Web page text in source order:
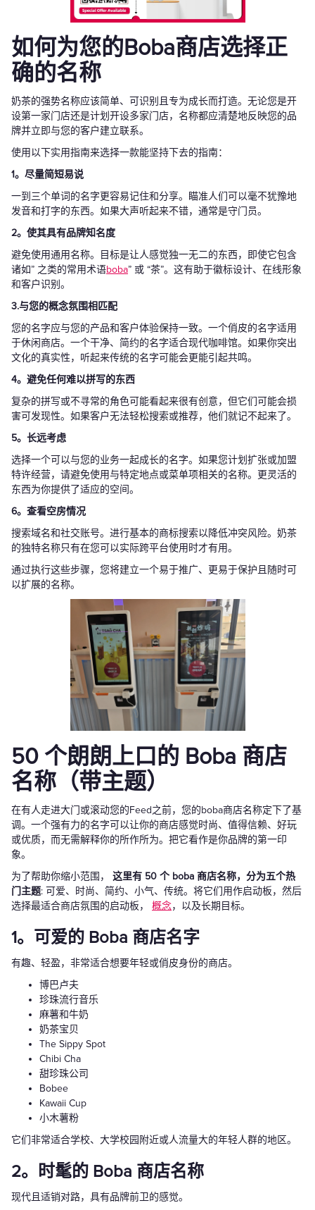
如何为您的Boba商店选择正
确的名称
奶茶的强势名称应该简单、可识别且专为成长而打造。无论您是开
设第一家门店还是计划开设多家门店，名称都应清楚地反映您的品
牌并立即与您的客户建立联系。
使用以下实用指南来选择一款能坚持下去的指南：
1。尽量简短易说
一到三个单词的名字更容易记住和分享。瞄准人们可以毫不犹豫地
发音和打字的东西。如果大声听起来不错，通常是守门员。
2。使其具有品牌知名度
避免使用通用名称。目标是让人感觉独一无二的东西，即使它包含
诸如” 之类的常用术语boba” 或 “茶”。这有助于徽标设计、在线形象
和客户识别。
3.与您的概念氛围相匹配
您的名字应与您的产品和客户体验保持一致。一个俏皮的名字适用
于休闲商店。一个干净、简约的名字适合现代咖啡馆。如果你突出
文化的真实性，听起来传统的名字可能会更能引起共鸣。
4。避免任何难以拼写的东西
复杂的拼写或不寻常的角色可能看起来很有创意，但它们可能会损
害可发现性。如果客户无法轻松搜索或推荐，他们就记不起来了。
5。长远考虑
选择一个可以与您的业务一起成长的名字。如果您计划扩张或加盟
特许经营，请避免使用与特定地点或菜单项相关的名称。更灵活的
东西为你提供了适应的空间。
6。查看空房情况
搜索域名和社交账号。进行基本的商标搜索以降低冲突风险。奶茶
的独特名称只有在您可以实际跨平台使用时才有用。
通过执行这些步骤，您将建立一个易于推广、更易于保护且随时可
以扩展的名称。
50 个朗朗上口的 Boba 商店
名称（带主题）
在有人走进大门或滚动您的Feed之前，您的boba商店名称定下了基
调。一个强有力的名字可以让你的商店感觉时尚、值得信赖、好玩
或优质，而无需解释你的所作所为。把它看作是你品牌的第一印
象。
为了帮助你缩小范围， 这里有 50 个 boba 商店名称，分为五个热
门主题: 可爱、时尚、简约、小气、传统。将它们用作启动板，然后
选择最适合商店氛围的启动板， 概念，以及长期目标。
1。可爱的 Boba 商店名字
有趣、轻盈，非常适合想要年轻或俏皮身份的商店。
博巴卢夫
珍珠流行音乐
麻薯和牛奶
奶茶宝贝
The Sippy Spot
Chibi Cha
甜珍珠公司
Bobee
Kawaii Cup
小木薯粉
它们非常适合学校、大学校园附近或人流量大的年轻人群的地区。
2。时髦的 Boba 商店名称
现代且适销对路，具有品牌前卫的感觉。